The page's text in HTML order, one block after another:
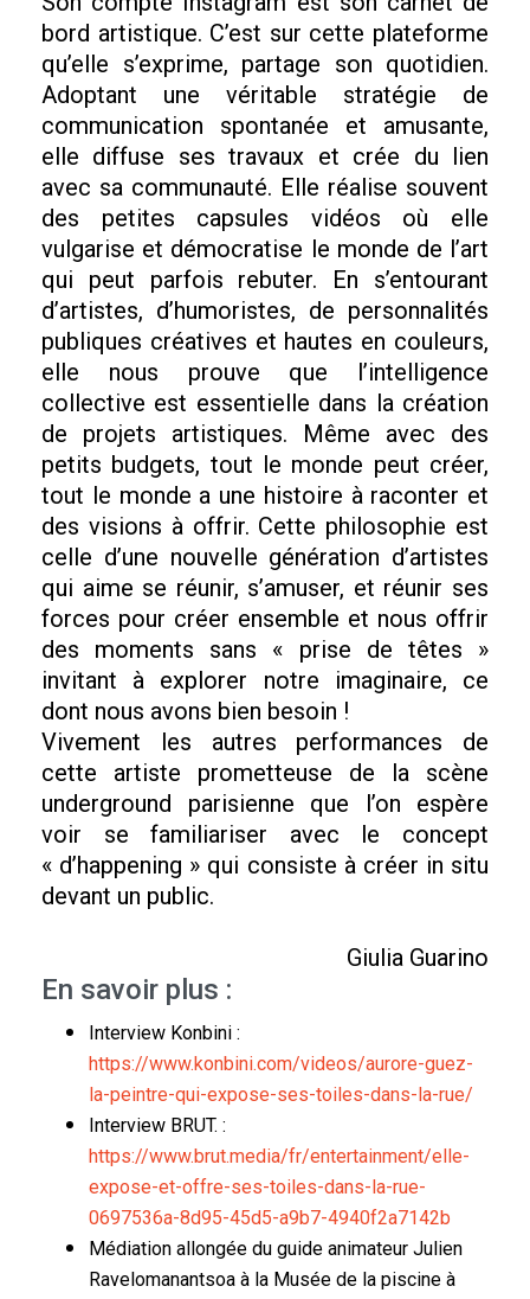
bord artistique. C’est sur cette plateforme
qu’elle s’exprime, partage son quotidien.
Adoptant une véritable stratégie de
communication spontanée et amusante,
elle diffuse ses travaux et crée du lien
avec sa communauté. Elle réalise souvent
des petites capsules vidéos où elle
vulgarise et démocratise le monde de l’art
qui peut parfois rebuter. En s’entourant
d’artistes, d’humoristes, de personnalités
publiques créatives et hautes en couleurs,
elle nous prouve que l’intelligence
collective est essentielle dans la création
de projets artistiques. Même avec des
petits budgets, tout le monde peut créer,
tout le monde a une histoire à raconter et
des visions à offrir. Cette philosophie est
celle d’une nouvelle génération d’artistes
qui aime se réunir, s’amuser, et réunir ses
forces pour créer ensemble et nous offrir
des moments sans « prise de têtes »
invitant à explorer notre imaginaire, ce
dont nous avons bien besoin !
Vivement les autres performances de
cette artiste prometteuse de la scène
underground parisienne que l’on espère
voir se familiariser avec le concept
« d’happening » qui consiste à créer in situ
devant un public.
Giulia Guarino
En savoir plus :
Interview Konbini :
https://www.konbini.com/videos/aurore-guez-
la-peintre-qui-expose-ses-toiles-dans-la-rue/
Interview BRUT. :
https://www.brut.media/fr/entertainment/elle-
expose-et-offre-ses-toiles-dans-la-rue-
0697536a-8d95-45d5-a9b7-4940f2a7142b
Médiation allongée du guide animateur Julien
Ravelomanantsoa à la Musée de la piscine à